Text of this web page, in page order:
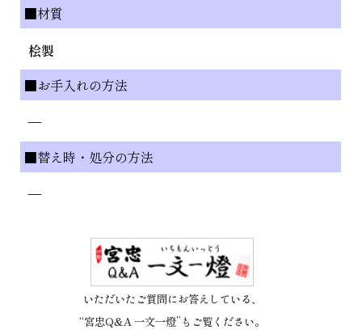
■材質
桧製
■お手入れの方法
—
■替え時・処分の方法
—
いただいたご質問にお答えしている、
“宮忠Q&A 一文一燈”もご覧ください。